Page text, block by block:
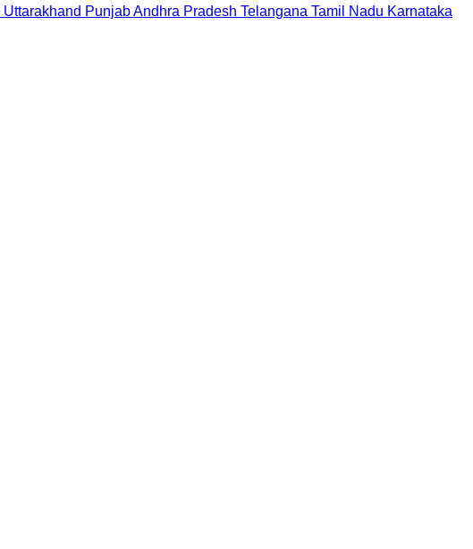
Uttarakhand PunjabAndhra Pradesh Telangana Tamil Nadu Karnataka